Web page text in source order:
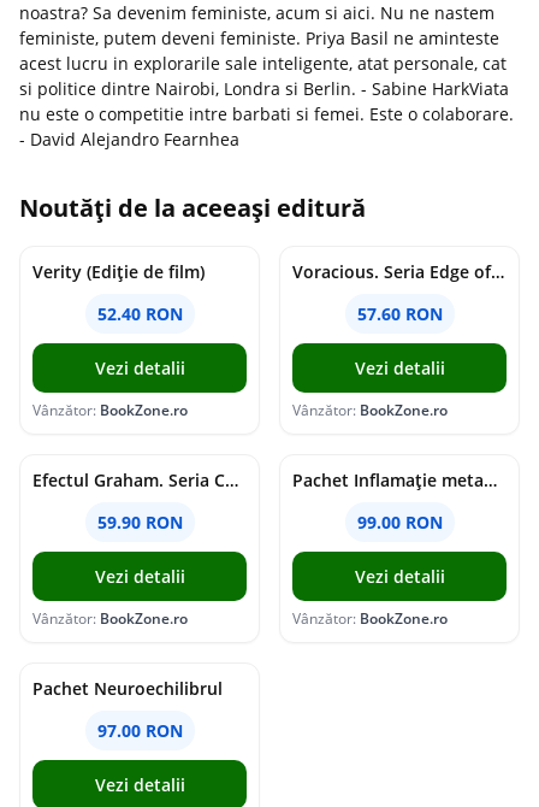
noastra? Sa devenim feministe, acum si aici. Nu ne nastem
feministe, putem deveni feministe. Priya Basil ne aminteste
acest lucru in explorarile sale inteligente, atat personale, cat
si politice dintre Nairobi, Londra si Berlin. - Sabine HarkViata
nu este o competitie intre barbati si femei. Este o colaborare.
- David Alejandro Fearnhea
Noutăți de la aceeași editură
Verity (Ediție de film)
52.40 RON
Vezi detalii
Vânzător: BookZone.ro
Voracious. Seria Edge of Darkness Vol.2
57.60 RON
Vezi detalii
Vânzător: BookZone.ro
Efectul Graham. Seria Campus Diaries Vol.1
59.90 RON
Vezi detalii
Vânzător: BookZone.ro
Pachet Inflamație metabolism și creier
99.00 RON
Vezi detalii
Vânzător: BookZone.ro
Pachet Neuroechilibrul
97.00 RON
Vezi detalii